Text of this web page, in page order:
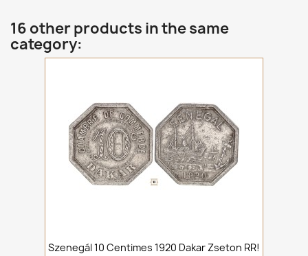
16 other products in the same
category:
Szenegál 10 Centimes 1920 Dakar Zseton RR!